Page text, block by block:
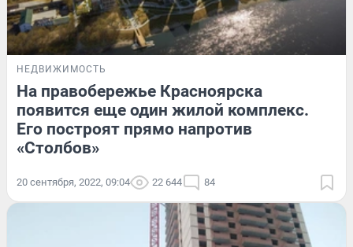
НЕДВИЖИМОСТЬ
На правобережье Красноярска
появится еще один жилой комплекс.
Его построят прямо напротив
«Столбов»
20 сентября, 2022, 09:04 22 644 84